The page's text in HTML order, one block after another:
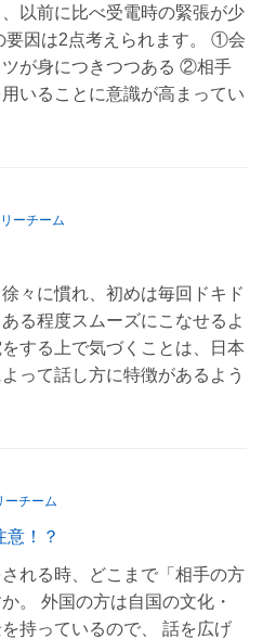
以前に比べ受電時の緊張が少
要因は2点考えられます。 ①会
が身につきつつある ②相手
いることに意識が高まってい
ーチーム
々に慣れ、初めは毎回ドキド
る程度スムーズにこなせるよ
する上で気づくことは、日本
って話し方に特徴があるよう
ーチーム
意！？
れる時、どこまで「相手の方
。 外国の方は自国の文化・
持っているので、 話を広げ